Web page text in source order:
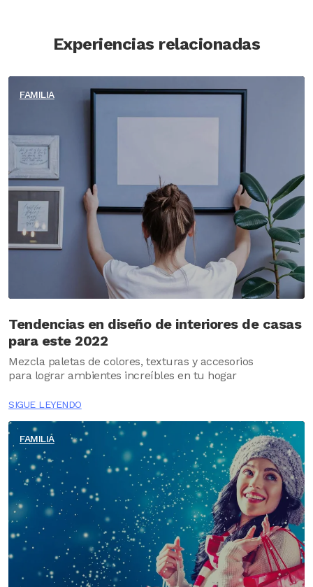
Experiencias relacionadas
FAMILIA
Tendencias en diseño de interiores de casas
para este 2022
Mezcla paletas de colores, texturas y accesorios
para lograr ambientes increíbles en tu hogar
SIGUE LEYENDO
FAMILIA